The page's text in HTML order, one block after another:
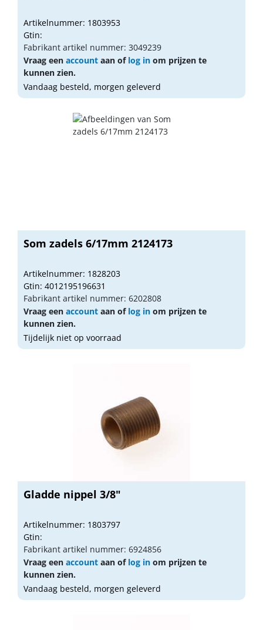
Artikelnummer: 1803953
Gtin:
Fabrikant artikel nummer: 3049239
Vraag een account aan of log in om prijzen te
kunnen zien.
Vandaag besteld, morgen geleverd
Som zadels 6/17mm 2124173
Artikelnummer: 1828203
Gtin: 4012195196631
Fabrikant artikel nummer: 6202808
Vraag een account aan of log in om prijzen te
kunnen zien.
Tijdelijk niet op voorraad
Gladde nippel 3/8"
Artikelnummer: 1803797
Gtin:
Fabrikant artikel nummer: 6924856
Vraag een account aan of log in om prijzen te
kunnen zien.
Vandaag besteld, morgen geleverd